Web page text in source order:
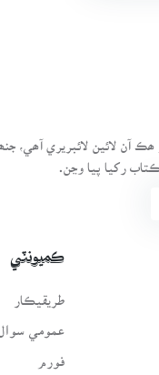
رکيا پيا وڃن.
ڪميونٽي
طريقيڪار
عمومي سوال